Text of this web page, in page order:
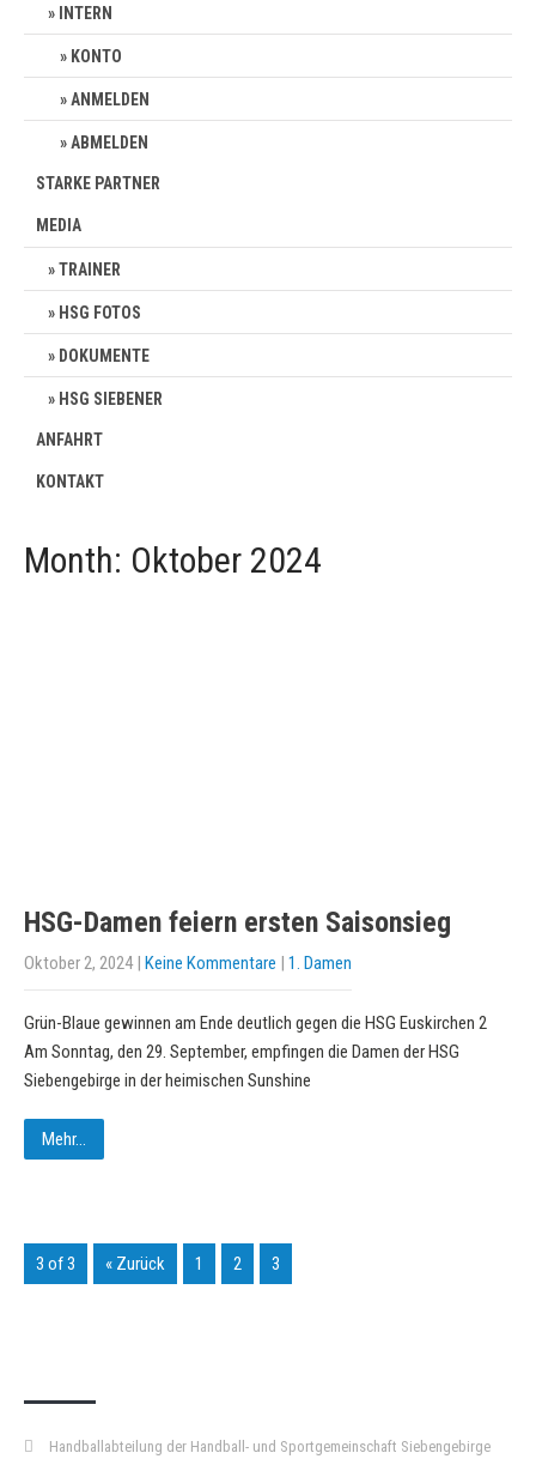
INTERN
KONTO
ANMELDEN
ABMELDEN
STARKE PARTNER
MEDIA
TRAINER
HSG FOTOS
DOKUMENTE
HSG SIEBENER
ANFAHRT
KONTAKT
Month: Oktober 2024
HSG-Damen feiern ersten Saisonsieg
Oktober 2, 2024| Keine Kommentare | 1. Damen
Grün-Blaue gewinnen am Ende deutlich gegen die HSG Euskirchen 2
Am Sonntag, den 29. September, empfingen die Damen der HSG
Siebengebirge in der heimischen Sunshine
Mehr...
3 of 3 « Zurück 1 2 3
Handballabteilung der Handball- und Sportgemeinschaft Siebengebirge